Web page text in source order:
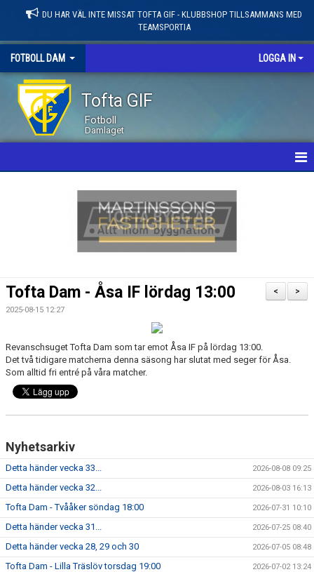
DU HAR VÄL INTE MISSAT TOFTA GIF - KLUBBSHOP TILLSAMMANS MED
TEAMSPORTIA
FOTBOLL DAM LOGGA IN
Tofta GIF
Fotboll
Damlaget
LEDARE / TRUPP
DOKUMENT
>
<
Tofta Dam - Åsa IF lördag 13:00
2025-08-15 12:27
Revanschsuget Tofta Dam som tar emot Åsa IF på lördag 13:00.
Det två tidigare matcherna denna säsong har slutat med seger för Åsa.
Som alltid fri entré på våra matcher.
Nyhetsarkiv
Detta händer vecka 33... 2026-08-08 09:25
Detta händer vecka 32... 2026-08-03 16:13
Tofta Dam - Tvååker söndag 18:00 2026-07-31 10:10
Detta händer vecka 31... 2026-07-25 08:40
Detta händer vecka 28, 29 och 30 2026-07-05 08:48
Tofta Dam - Lilla Träslöv torsdag 19:00 2026-07-02 13:24